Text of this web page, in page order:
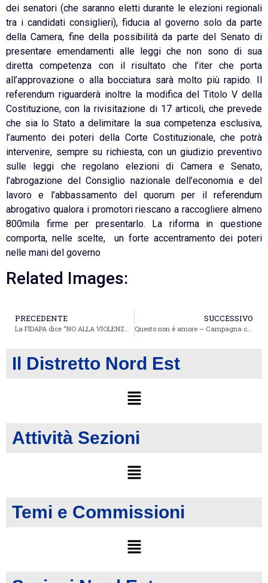
dei senatori (che saranno eletti durante le elezioni regionali
tra i candidati consiglieri), fiducia al governo solo da parte
della Camera, fine della possibilità da parte del Senato di
presentare emendamenti alle leggi che non sono di sua
diretta competenza con il risultato che l’iter che porta
all’approvazione o alla bocciatura sarà molto più rapido. Il
referendum riguarderà inoltre la modifica del Titolo V della
Costituzione, con la rivisitazione di 17 articoli, che prevede
che sia lo Stato a delimitare la sua competenza esclusiva,
l’aumento dei poteri della Corte Costituzionale, che potrà
intervenire, sempre su richiesta, con un giudizio preventivo
sulle leggi che regolano elezioni di Camera e Senato,
l’abrogazione del Consiglio nazionale dell’economia e del
lavoro e l’abbassamento del quorum per il referendum
abrogativo qualora i promotori riescano a raccogliere almeno
800mila firme per presentarlo. La riforma in questione
comporta, nelle scelte, un forte accentramento dei poteri
nelle mani del governo
Related Images:
PRECEDENTE SUCCESSIVO
Questo non è amore – Campagna contro la violenza alle donne
Il Distretto Nord Est
Attività Sezioni
Temi e Commissioni